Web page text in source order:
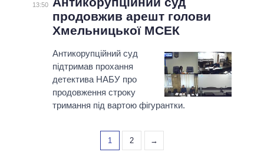
13:50
продовжив арешт голови
Хмельницької МСЕК
Антикорупційний суд
підтримав прохання
детектива НАБУ про
продовження строку
тримання під вартою фігурантки.
1 2 →